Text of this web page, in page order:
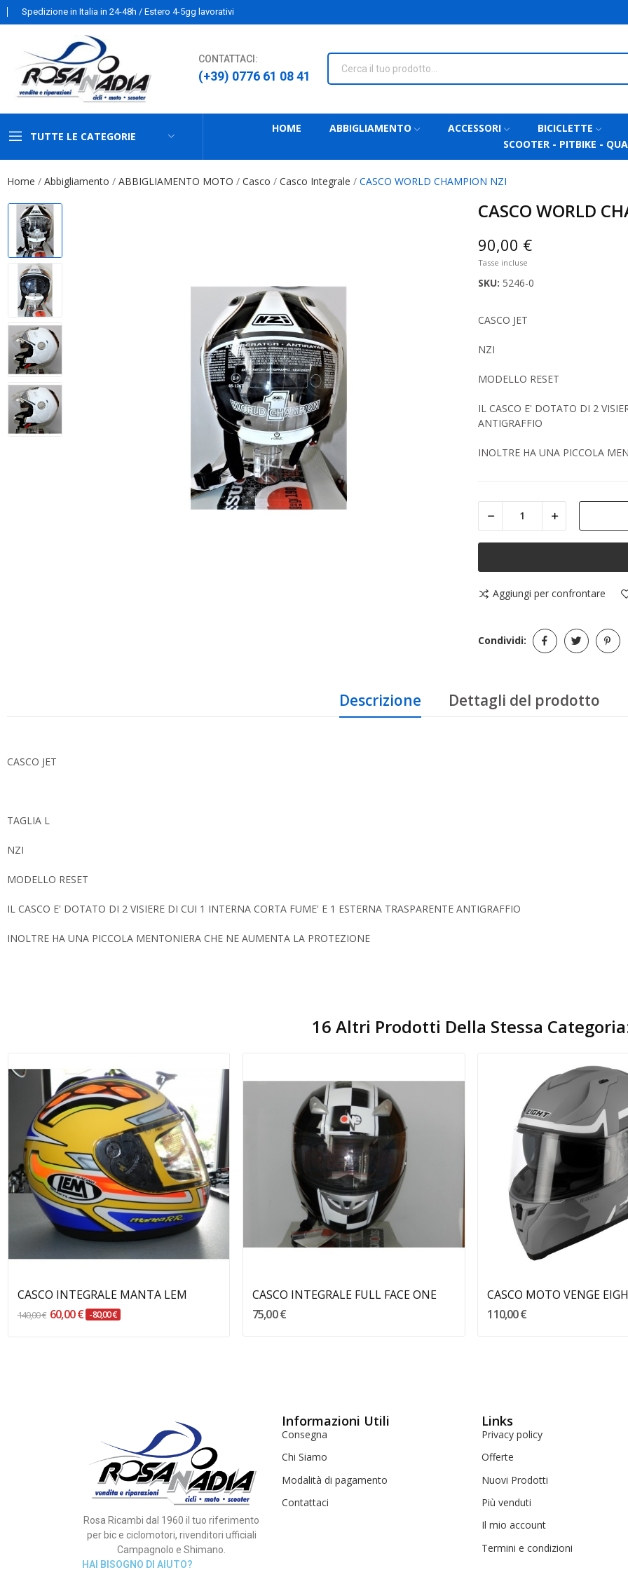
Spedizione in Italia in 24-48h / Estero 4-5gg lavorativi
CONTATTACI:
(+39) 0776 61 08 41
TUTTE LE CATEGORIE
HOME ABBIGLIAMENTO ACCESSORI
BICICLETTE
SCOOTER - PITBIKE -
Home Abbigliamento ABBIGLIAMENTO MOTO Casco Casco Integrale CASCO WORLD CHAMPION NZI
CASCO WORLD
90,00 €
Tasse incluse
SKU: 5246-0
CASCO JET
NZI
MODELLO RESET
IL CASCO E' DOTATO DI 2
ANTIGRAFFIO
INOLTRE HA UNA PICCOLA
Aggiungi per confrontare
Condividi:
Descrizione Dettagli del prodotto
CASCO JET
TAGLIA L
NZI
MODELLO RESET
IL CASCO E' DOTATO DI 2 VISIERE DI CUI 1 INTERNA CORTA FUME' E 1 ESTERNA TRASPARENTE ANTIGRAFFIO
INOLTRE HA UNA PICCOLA MENTONIERA CHE NE AUMENTA LA PROTEZIONE
16 Altri Prodotti Della Stessa
CASCO INTEGRALE MANTA LEM
140,00 € 60,00 € -80,00 €
Aggiungi Al Carrello
CASCO INTEGRALE FULL FACE ONE
75,00 €
Aggiungi Al Carrello
CASCO MOTO VENGE
110,00 €
Rosa Ricambi dal 1960 il tuo riferimento
per bic e ciclomotori, rivenditori ufficiali
Campagnolo e Shimano.
HAI BISOGNO DI AIUTO?
Informazioni Utili
Consegna
Chi Siamo
Modalità di pagamento
Contattaci
Links
Privacy policy
Offerte
Nuovi Prodotti
Più venduti
Il mio account
Termini e condizioni